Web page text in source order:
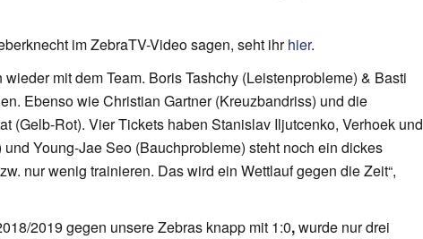
im ZebraTV-Video sagen, seht ihrhier.
mit dem Team. Boris Tashchy (Leistenprobleme) & Basti
Ebenso wie Christian Gartner (Kreuzbandriss) und die
(Gelb-Rot). Vier Tickets haben Stanislav Iljutcenko, Verhoek und
Young-Jae Seo (Bauchprobleme) steht noch ein dickes
nur wenig trainieren. Das wird ein Wettlauf gegen die Zeit“,
2019 gegen unsere Zebras knapp mit 1:0,wurde nur drei